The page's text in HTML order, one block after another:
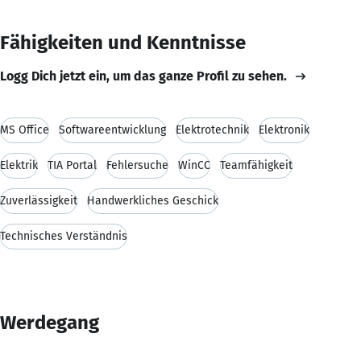
Fähigkeiten und Kenntnisse
Logg Dich jetzt ein, um das ganze Profil zu sehen.
MS Office Softwareentwicklung Elektrotechnik Elektronik
Elektrik TIA Portal Fehlersuche WinCC Teamfähigkeit
Zuverlässigkeit Handwerkliches Geschick
Technisches Verständnis
Werdegang